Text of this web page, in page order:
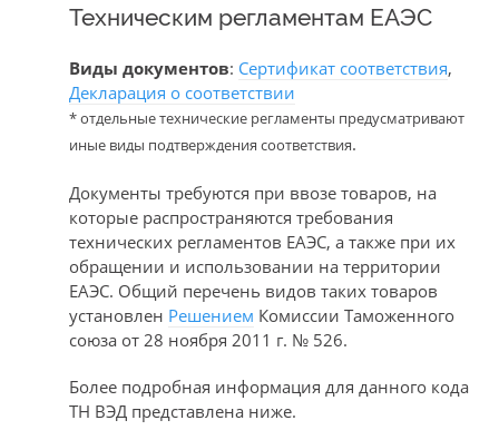
Техническим регламентам ЕАЭС
Виды документов: Сертификат соответствия,
Декларация о соответствии
* отдельные технические регламенты предусматривают
иные виды подтверждения соответствия.
Документы требуются при ввозе товаров, на
которые распространяются требования
технических регламентов ЕАЭС, а также при их
обращении и использовании на территории
ЕАЭС. Общий перечень видов таких товаров
установлен Решением Комиссии Таможенного
союза от 28 ноября 2011 г. № 526.
Более подробная информация для данного кода
ТН ВЭД представлена ниже.